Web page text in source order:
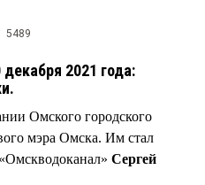
5489
2021 года:
Омского городского
мэра Омска. Им стал
Сергей